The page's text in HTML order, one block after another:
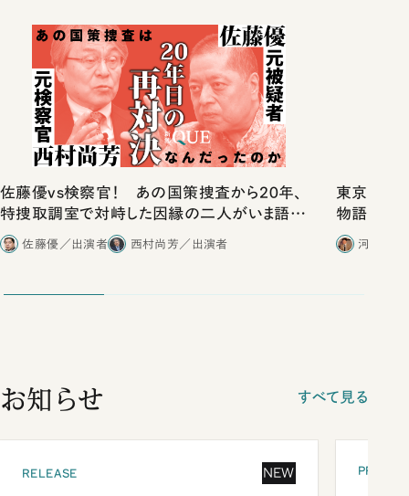
佐藤優vs検察官！ あの国策捜査から20年、
特捜取調室で対峙した因縁の二人がいま語り
合ったこと
佐藤優／出演者 西村尚芳／出演者
東京は都
物語」に
河野有
お知らせ すべて見る
RELEASE NEW